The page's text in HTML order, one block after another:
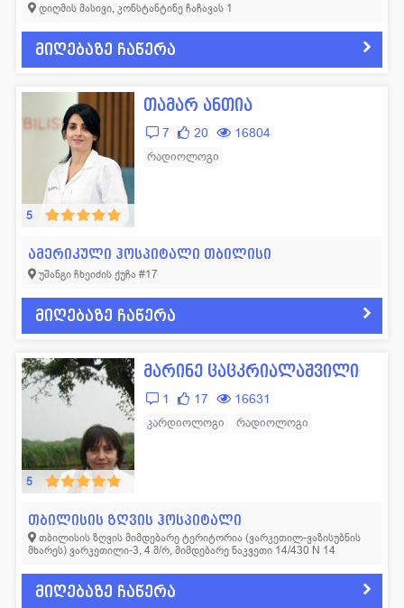
დიღმის მასივი, კონსტანტინე ჩაჩავას 1
მიღებაზე ჩაწერა
5
თამარ ანთია
7 20 16804
რადიოლოგი
ამერიკული ჰოსპიტალი თბილისი
უშანგი ჩხეიძის ქუჩა #17
მიღებაზე ჩაწერა
5
მარინე ცაცკრიალაშვილი
1 17 16631
კარდიოლოგი რადიოლოგი
თბილისის ზღვის ჰოსპიტალი
თბილისის ზღვის მიმდებარე ტერიტორია (ვარკეთილ-ვაზისუბნის
მხარეს) ვარკეთილი-3, 4 მ/რ, მიმდებარე ნაკვეთი 14/430 N 14
მიღებაზე ჩაწერა